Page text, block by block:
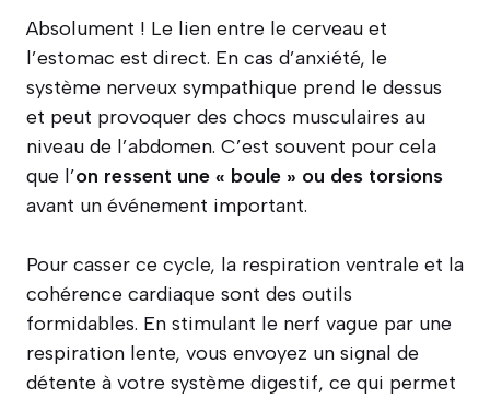
Absolument ! Le lien entre le cerveau et
l’estomac est direct. En cas d’anxiété, le
système nerveux sympathique prend le dessus
et peut provoquer des chocs musculaires au
niveau de l’abdomen. C’est souvent pour cela
que l’on ressent une « boule » ou des torsions
avant un événement important.
Pour casser ce cycle, la respiration ventrale et la
cohérence cardiaque sont des outils
formidables. En stimulant le nerf vague par une
respiration lente, vous envoyez un signal de
détente à votre système digestif, ce qui permet